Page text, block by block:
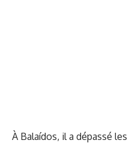
À Balaídos, il a dépassé